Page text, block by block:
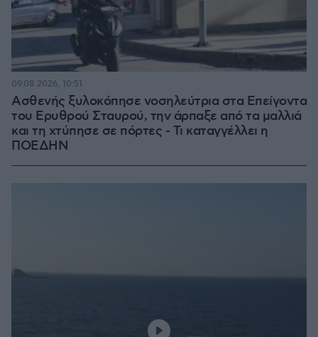
Ασθενής ξυλοκόπησε νοσηλεύτρια στα Επείγοντα
του Ερυθρού Σταυρού, την άρπαξε από τα μαλλιά
και τη χτύπησε σε πόρτες - Τι καταγγέλλει η
ΠΟΕΔΗΝ
09.08.2026, 10:51